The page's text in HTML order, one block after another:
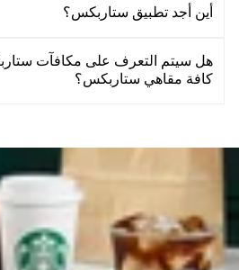
أين أجد تطبيق ستاربكس؟
هل سيتم التعرف على مكافآت
كافة مقاهي ستاربكس؟